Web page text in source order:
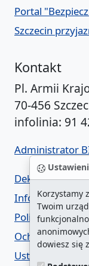
Korzystamy
Twoim
dowiesz się z
Portal
Szczecin
Kontakt
Pl. Armii
70-456
infolinia: 91
Administrator
Deklaracja
Informacja o
Polityka
Ochrona
Ustawienia